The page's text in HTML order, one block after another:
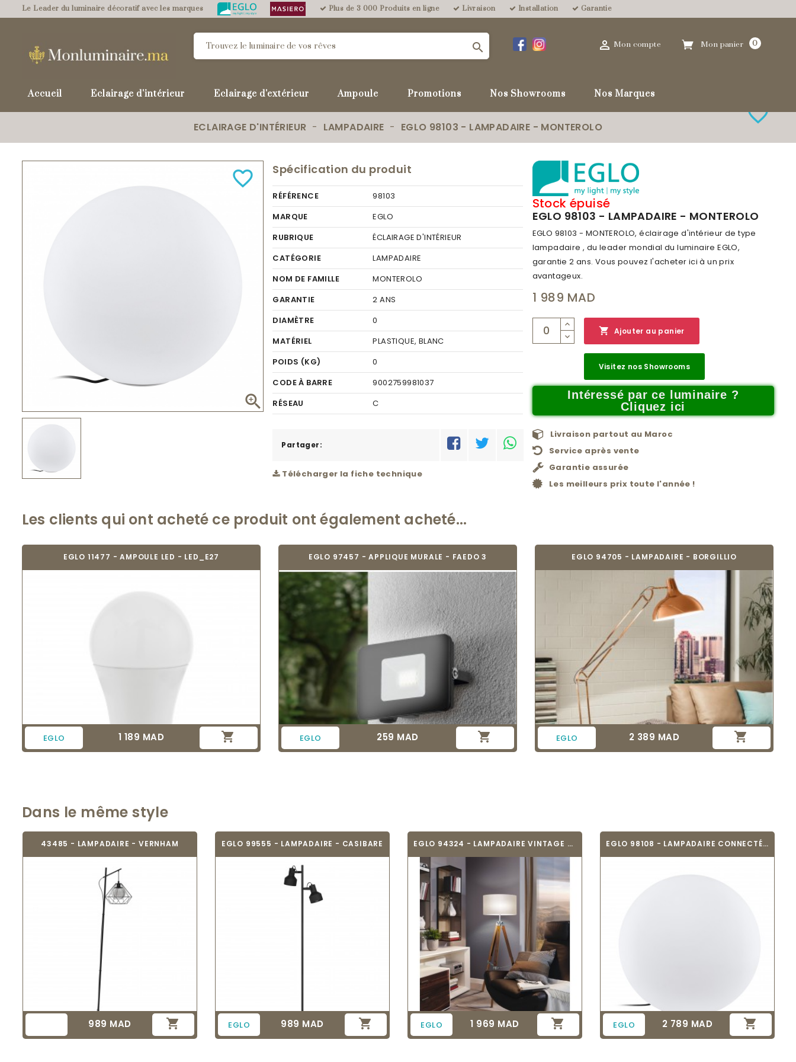
Le Leader du luminaire décoratif avec les marques Plus de 3 000 Produits en ligne Livraison Installation Garantie
Mon panier 0
 Mon compte

Accueil Eclairage d'intérieur Eclairage d'extérieur Ampoule Promotions Nos Showrooms Nos Marques
ECLAIRAGE D'INTÉRIEUR LAMPADAIRE EGLO 98103 - LAMPADAIRE - MONTEROLO
favorite_border

Spécification du produit
RÉFÉRENCE
98103
MARQUE
EGLO
RUBRIQUE
ÉCLAIRAGE D'INTÉRIEUR
CATÉGORIE
LAMPADAIRE
NOM DE FAMILLE
MONTEROLO
GARANTIE
2 ANS
DIAMÈTRE
0
MATÉRIEL
PLASTIQUE, BLANC
POIDS (KG)
0
CODE À BARRE
9002759981037
RÉSEAU
C
Partager:
Télécharger la fiche technique
Stock épuisé
EGLO 98103 - LAMPADAIRE - MONTEROLO
EGLO 98103 - MONTEROLO, éclairage d'intérieur de type
lampadaire , du leader mondial du luminaire EGLO,
garantie 2 ans. Vous pouvez l'acheter ici à un prix
avantageux.
favorite_border
1 989 MAD
 Ajouter au panier
Visitez nos Showrooms
Intéressé par ce luminaire ?
Cliquez ici
Livraison partout au Maroc
Service après vente
Garantie assurée
Les meilleurs prix toute l'année !
Les clients qui ont acheté ce produit ont également acheté...
EGLO 11477 - AMPOULE LED - LED_E27
EGLO Prix
1 189 MAD 
EGLO 97457 - APPLIQUE MURALE - FAEDO 3
EGLO Prix
259 MAD 
EGLO 94705 - LAMPADAIRE - BORGILLIO
EGLO Prix
2 389 MAD 
Dans le même style
43485 - LAMPADAIRE - VERNHAM
Prix
989 MAD 
EGLO 99555 - LAMPADAIRE - CASIBARE
EGLO Prix
989 MAD 
EGLO 94324 - LAMPADAIRE VINTAGE - LANTADA
EGLO Prix
1 969 MAD 
EGLO 98108 - LAMPADAIRE CONNECTÉ -...
EGLO Prix
2 789 MAD 